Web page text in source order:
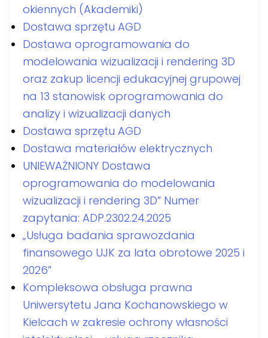
okiennych (Akademiki)
Dostawa sprzętu AGD
Dostawa oprogramowania do
modelowania wizualizacji i rendering 3D
oraz zakup licencji edukacyjnej grupowej
na 13 stanowisk oprogramowania do
analizy i wizualizacji danych
Dostawa sprzętu AGD
Dostawa materiałów elektrycznych
UNIEWAŻNIONY Dostawa
oprogramowania do modelowania
wizualizacji i rendering 3D” Numer
zapytania: ADP.2302.24.2025
„Usługa badania sprawozdania
finansowego UJK za lata obrotowe 2025 i
2026”
Kompleksowa obsługa prawna
Uniwersytetu Jana Kochanowskiego w
Kielcach w zakresie ochrony własności